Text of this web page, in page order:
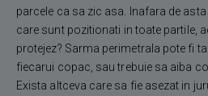
parcele ca sa zic asa. Inafara de
care sunt pozitionati in toate partile,
protejez? Sarma perimetrala pote fi
fiecarui copac, sau trebuie sa aiba
Exista altceva care sa fie asezat in